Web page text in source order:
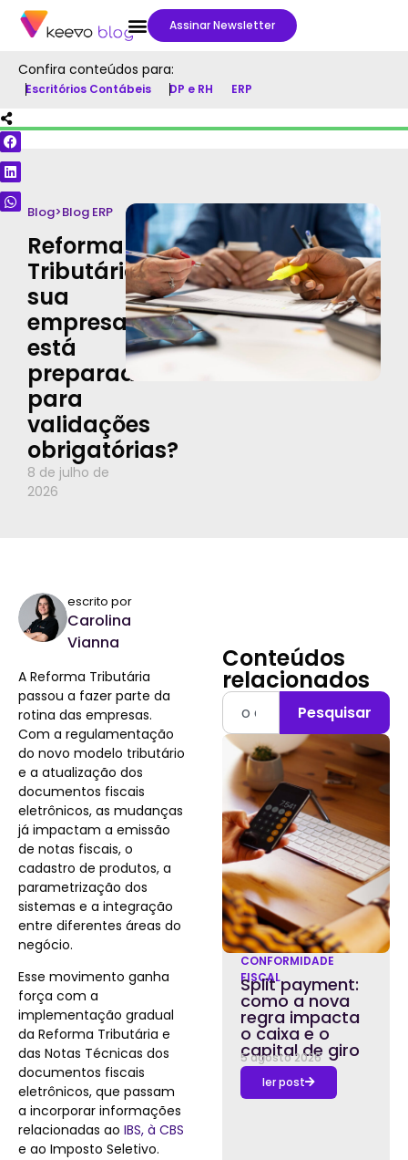
Assinar Newsletter
Confira conteúdos para:
Escritórios Contábeis DP e RH ERP
Blog>Blog ERP
Reforma
Tributária:
sua
empresa
está
preparada
para
validações
obrigatórias?
8 de julho de
2026
escrito por
Carolina
Vianna
A Reforma Tributária
passou a fazer parte da
rotina das empresas.
Com a regulamentação
do novo modelo tributário
e a atualização dos
documentos fiscais
eletrônicos, as mudanças
já impactam a emissão
de notas fiscais, o
cadastro de produtos, a
parametrização dos
sistemas e a integração
entre diferentes áreas do
negócio.
Esse movimento ganha
força com a
implementação gradual
da Reforma Tributária e
das Notas Técnicas dos
documentos fiscais
eletrônicos, que passam
a incorporar informações
relacionadas ao IBS, à CBS
e ao Imposto Seletivo.
Conteúdos
relacionados
Pesquisar
CONFORMIDADE
FISCAL
Split payment:
como a nova
regra impacta
o caixa e o
capital de giro
5 agosto 2026
ler post